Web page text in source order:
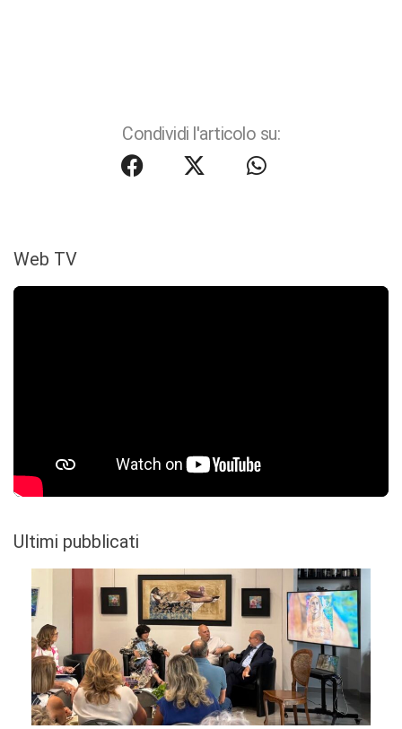
Condividi l'articolo su:
Web TV
Ultimi pubblicati